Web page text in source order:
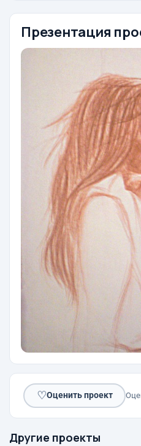
Презентация
♡Оценить проект
Другие проекты